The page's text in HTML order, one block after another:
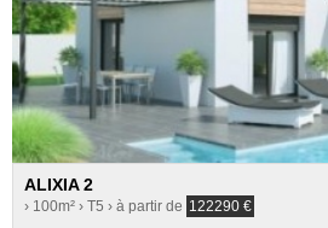
ALIXIA 2
› 100m² › T5 › à partir de 122290 €